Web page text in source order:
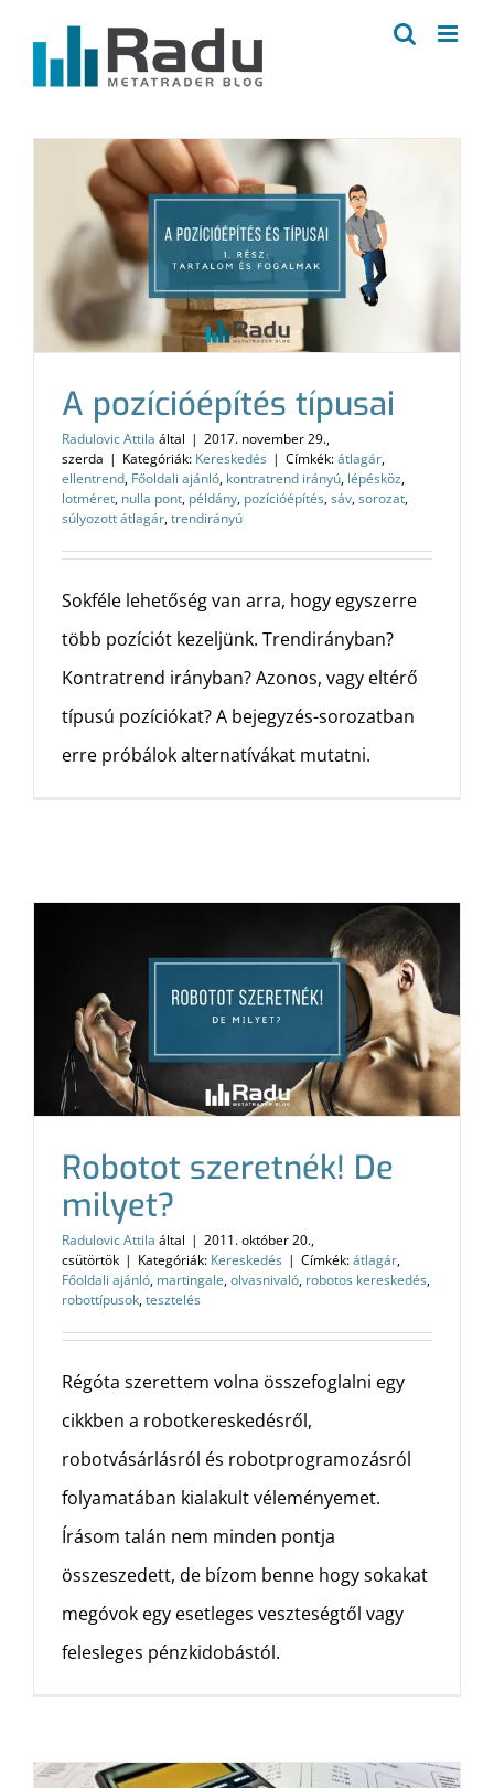
A pozícióépítés típusai
Radulovic Attila által | 2017. november 29.,
szerda | Kategóriák: Kereskedés | Címkék:átlagár,
ellentrend, Főoldali ajánló, kontratrend irányú, lépésköz,
lotméret, nulla pont, példány, pozícióépítés,sáv,sorozat,
súlyozott átlagár,trendirányú
Sokféle lehetőség van arra, hogy egyszerre
több pozíciót kezeljünk. Trendirányban?
Kontratrend irányban? Azonos, vagy eltérő
típusú pozíciókat? A bejegyzés-sorozatban
erre próbálok alternatívákat mutatni.
Robotot szeretnék! De
milyet?
Radulovic Attila által | 2011. október 20.,
csütörtök | Kategóriák: Kereskedés | Címkék:átlagár,
Főoldali ajánló, martingale,olvasnivaló, robotos kereskedés,
robottípusok,tesztelés
Régóta szerettem volna összefoglalni egy
cikkben a robotkereskedésről,
robotvásárlásról és robotprogramozásról
folyamatában kialakult véleményemet.
Írásom talán nem minden pontja
összeszedett, de bízom benne hogy sokakat
megóvok egy esetleges veszteségtől vagy
felesleges pénzkidobástól.